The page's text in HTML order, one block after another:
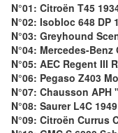
N°01: Citroën T45
N°02: Isobloc 648 DP
N°03: Greyhound
N°04: Mercedes-Benz
N°05: AEC Regent III
N°06: Pegaso Z403
N°07: Chausson
N°08: Saurer L4C
N°09: Citroën Currus